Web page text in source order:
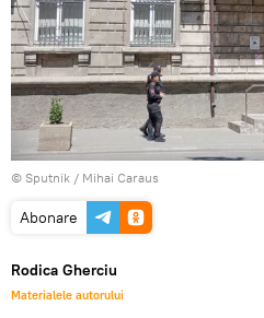
© Sputnik / Mihai Caraus
Abonare
Rodica Gherciu
Materialele autorului